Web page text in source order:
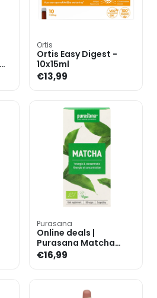
Ortis
Ortis Easy Digest -
10x15ml
€13,99
Purasana
Online deals |
Purasana Matcha
280mg Bio - 100
capsules
€16,99